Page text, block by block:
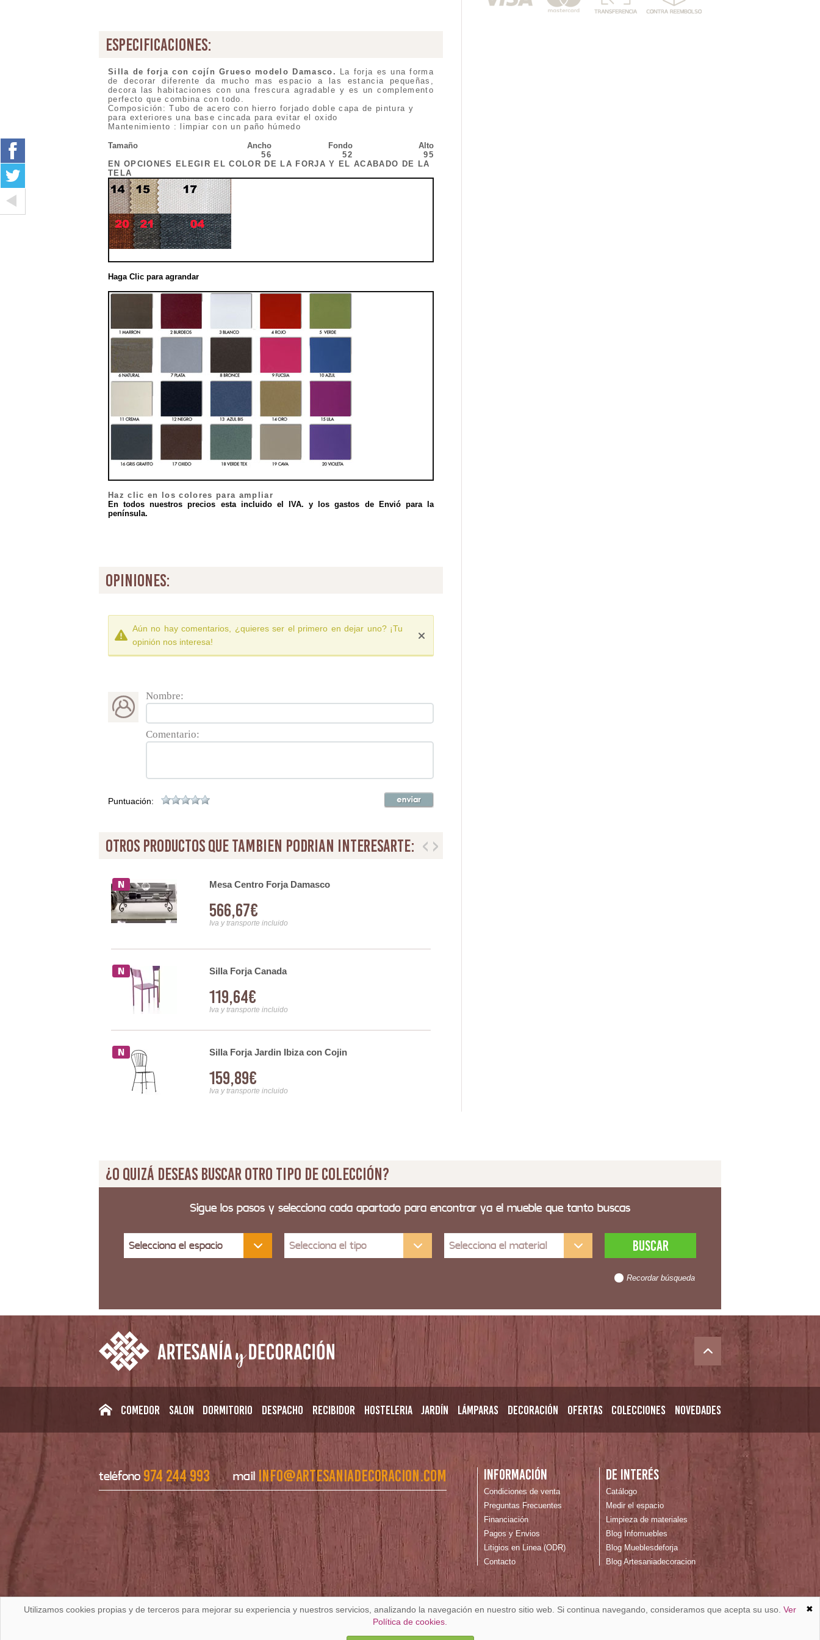
especificaciones:
Silla de forja con cojín Grueso modelo Damasco .
La forja es una forma
de decorar diferente da mucho mas espacio a las estancia pequeñas,
decora las habitaciones con una frescura agradable y es un complemento
perfecto que combina con todo.
Composición: Tubo de acero con hierro forjado doble capa de pintura y
para exteriores una base cincada para evitar el oxido
Mantenimiento : limpiar con un paño húmedo
Tamaño Ancho Fondo
Alto
56
52
95
EN OPCIONES ELEGIR EL COLOR DE LA FORJA Y EL ACABADO DE LA
TELA
Haga Clic para agrandar
Haz clic en los colores para ampliar
En todos nuestros precios esta incluido el IVA. y los gastos de Envió para la
península.
opiniones:
Aún no hay comentarios, ¿quieres ser el primero en dejar uno? ¡Tu
opinión nos interesa!
Nombre:
Comentario:
Puntuación:
otros productos que tambien podrian interesarte:
Mesa Centro Forja Damasco
566,67€
Iva y transporte incluido
Silla Forja Canada
119,64€
Iva y transporte incluido
Silla Forja Jardin Ibiza con Cojin
159,89€
Iva y transporte incluido
¿O quizá deseas buscar otro tipo de colección?
Sigue los pasos y selecciona cada apartado para encontrar ya el mueble que tanto buscas
Selecciona el espacio Selecciona el tipo Selecciona el material
Recordar búsqueda
Comedor Salon Dormitorio Despacho Recibidor Hosteleria Jardín Lámparas Decoración Ofertas Colecciones Novedades
teléfono974 244 993 mail info@artesaniadecoracion.com Información
Condiciones de venta
Preguntas Frecuentes
Financiación
Pagos y Envios
Litigios en Linea (ODR)
Contacto
De interés
Catálogo
Medir el espacio
Limpieza de materiales
Blog Infomuebles
Blog Mueblesdeforja
Blog Artesaniadecoracion
✖
Utilizamos cookies propias y de terceros para mejorar su experiencia y nuestros servicios, analizando la navegación en nuestro sitio web. Si continua navegando, consideramos que acepta su uso. Ver
Política de cookies.